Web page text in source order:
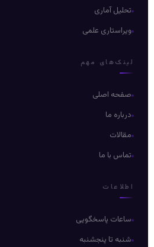
تحلیل آماری
ویراستاری علمی
لینک‌های مهم
صفحه اصلی
درباره ما
مقالات
تماس با ما
اطلاعات
ساعات پاسخگویی
شنبه تا پنجشنبه